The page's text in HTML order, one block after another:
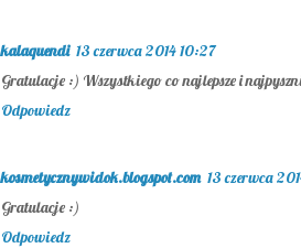
kalaquendi 13 czerwca 2014 10:27
Gratulacje :) Wszystkiego co najlepsze i
Odpowiedz
kosmetycznywidok.blogspot.com 13 czerwca
Gratulacje :)
Odpowiedz